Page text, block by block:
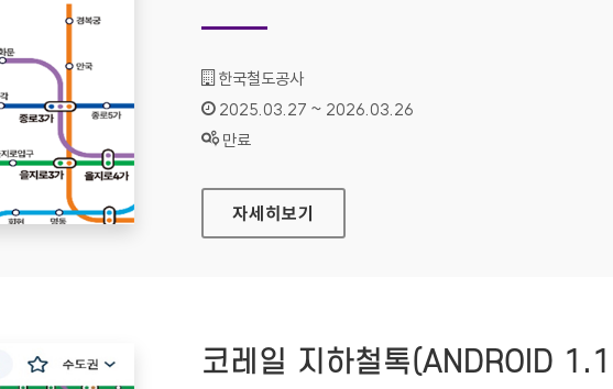
기관명 :
한국철도공사
인증기간 :
2025.03.27 ~ 2026.03.26
상태 :
만료
코레일 지하철톡(IOS 1.1.6)
자세히보기
코레일 지하철톡(ANDROID